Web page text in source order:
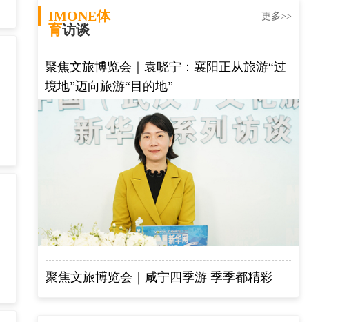
IMONE体
育访谈
更多>>
聚焦文旅博览会｜袁晓宁：襄阳正从旅游“过
境地”迈向旅游“目的地”
聚焦文旅博览会｜咸宁四季游 季季都精彩